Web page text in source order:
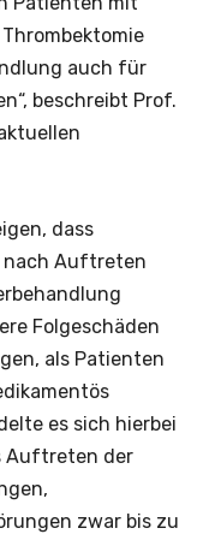
auch für
beschreibt Prof.
dass
nach Auftreten
Folgeschäden
als Patienten
es sich hierbei
Auftreten der
zwar bis zu